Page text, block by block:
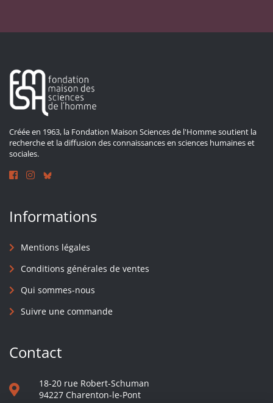
Créée en 1963, la Fondation Maison Sciences de l'Homme soutient la
recherche et la diffusion des connaissances en sciences humaines et
sociales.
Informations
Mentions légales
Conditions générales de ventes
Qui sommes-nous
Suivre une commande
Contact
18-20 rue Robert-Schuman
94227 Charenton-le-Pont